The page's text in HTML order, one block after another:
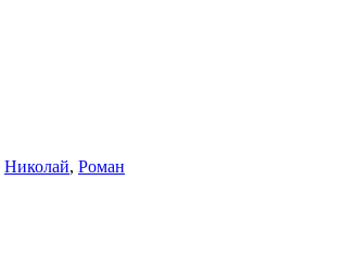
Николай, Роман